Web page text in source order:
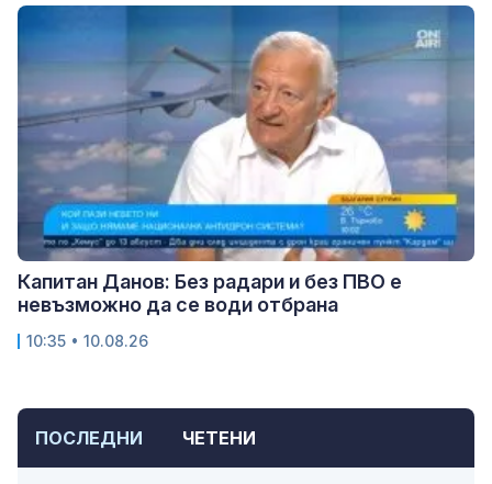
ПОСЛЕДНИ ЧЕТЕНИ
Капитан Данов: Без радари и без ПВО е
невъзможно да се води отбрана
10:35 • 10.08.26